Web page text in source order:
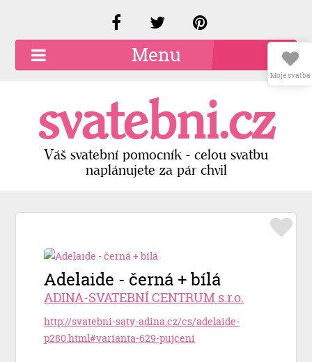
Menu
Kariéra
Kontakty
Přidat firmu
svatebni.cz
Váš svatební pomocník - celou svatbu
naplánujete za pár chvil
Adelaide - černá + bílá
ADINA-SVATEBNÍ CENTRUM s.r.o.
http://svatebni-saty-adina.cz/cs/adelaide-
p280.html#varianta-629-pujceni
Moje svatba